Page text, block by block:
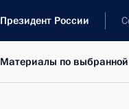
Президент России
Материалы по